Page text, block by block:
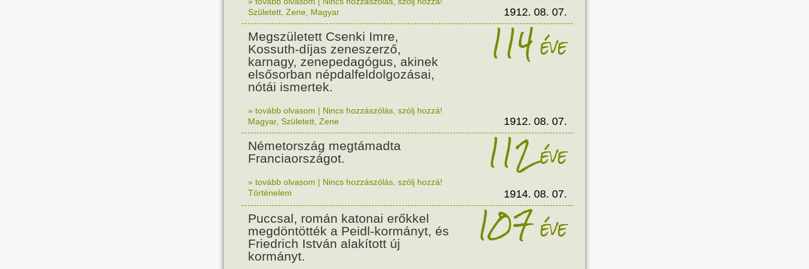
Született Zene Magyar 1912. 08. 07.
Megszületett Csenki Imre,
Kossuth-díjas zeneszerző,
karnagy, zenepedagógus, akinek
elsősorban népdalfeldolgozásai,
nótái ismertek.
114éve
» tovább olvasom | Nincs hozzászólás, szólj hozzá!
Magyar, Született Zene 1912. 08. 07.
Németország megtámadta
Franciaországot.
112éve
» tovább olvasom | Nincs hozzászólás, szólj hozzá!
Történelem
1914. 08. 07.
Puccsal, román katonai erőkkel
megdöntötték a Peidl-kormányt, és
Friedrich István alakított új
kormányt.
107éve